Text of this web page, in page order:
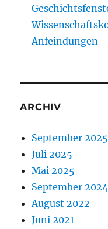
Anfeindungen
ARCHIV
September 2025
Juli 2025
Mai 2025
September 2024
August 2022
Juni 2021